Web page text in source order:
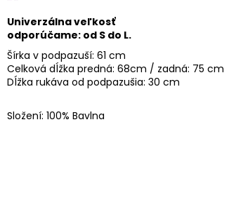
Univerzálna veľkosť
odporúčame: od S do L.
Šírka v podpazuší: 61 cm
Celková dĺžka predná: 68cm / zadná: 75 cm
Dĺžka rukáva od podpazušia: 30 cm
Složení: 100% Bavlna